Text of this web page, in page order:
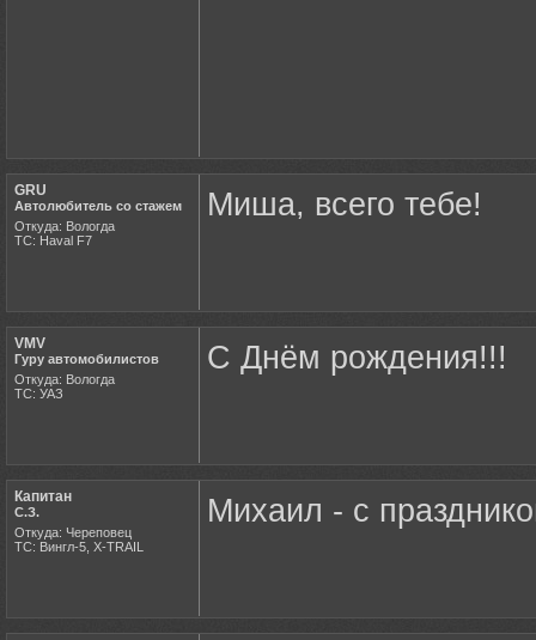
GRU
Автолюбитель со стажем
Откуда: Вологда
ТС: Haval F7
Миша, всего тебе!
VMV
Гуру автомобилистов
Откуда: Вологда
ТС: УАЗ
С Днём рождения!!!
Капитан
С.З.
Откуда: Череповец
ТС: Вингл-5, X-TRAIL
Михаил - с